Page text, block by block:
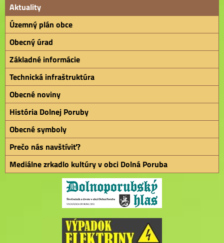
Aktuality
Územný plán obce
Obecný úrad
Základné informácie
Technická infraštruktúra
Obecné noviny
História Dolnej Poruby
Obecné symboly
Prečo nás navštíviť?
Mediálne zrkadlo kultúry v obci Dolná Poruba